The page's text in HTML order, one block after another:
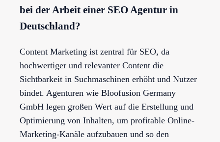
bei der Arbeit einer SEO Agentur in
Deutschland?
Content Marketing ist zentral für SEO, da
hochwertiger und relevanter Content die
Sichtbarkeit in Suchmaschinen erhöht und Nutzer
bindet. Agenturen wie Bloofusion Germany
GmbH legen großen Wert auf die Erstellung und
Optimierung von Inhalten, um profitable Online-
Marketing-Kanäle aufzubauen und so den